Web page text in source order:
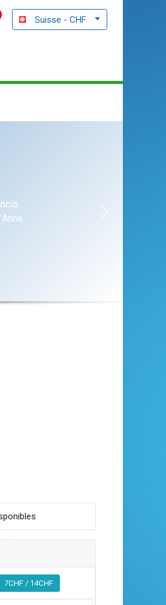
Suisse - CHF
7CHF / 14CHF